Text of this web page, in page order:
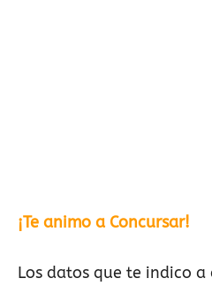
¡Te animo a Concursar!
Los datos que te indico